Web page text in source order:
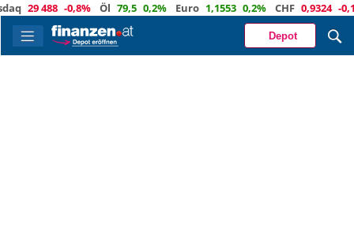
488 -0,8% Öl 79,5 0,2% Euro 1,1553 0,2% CHF 0,9324 -0,1%
Depot